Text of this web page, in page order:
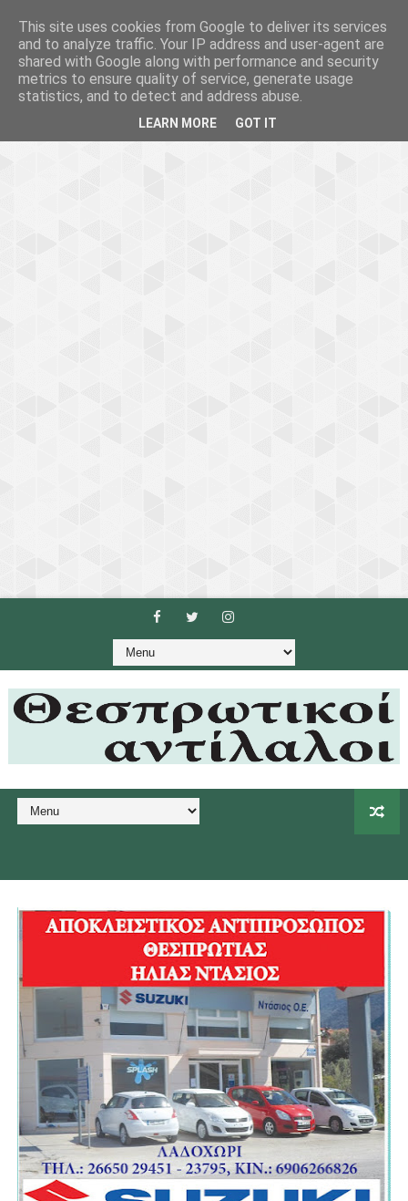
This site uses cookies from Google to deliver its services
and to analyze traffic. Your IP address and user-agent are
shared with Google along with performance and security
metrics to ensure quality of service, generate usage
statistics, and to detect and address abuse.
LEARN MORE GOT IT